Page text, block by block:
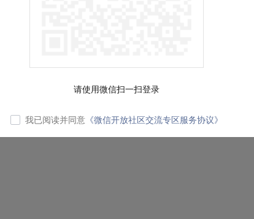
请使用微信扫一扫登录
我已阅读并同意 《微信开放社区交流专区服务协议》